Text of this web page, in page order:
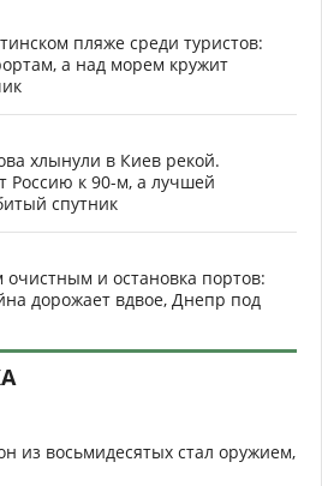
пляже среди туристов:
а над морем кружит
хлынули в Киев рекой.
Россию к 90-м, а лучшей
спутник
и остановка портов:
дорожает вдвое, Днепр под
из восьмидесятых стал оружием,